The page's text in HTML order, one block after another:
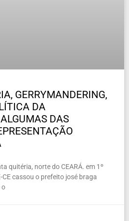
GERRYMANDERING,
DA
DAS
quitéria, norte do CEARÁ. em 1º
CE cassou o prefeito josé braga
o